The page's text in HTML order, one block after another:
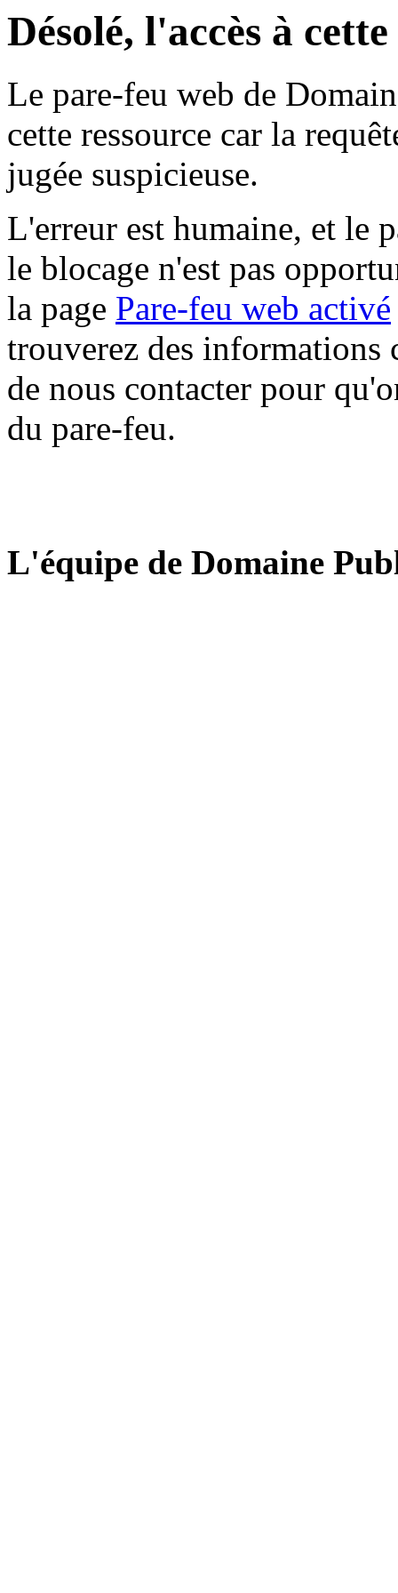
Désolé, l'accès à
Le pare-feu web de
cette ressource car la
jugée suspicieuse.
L'erreur est humaine, et le
le blocage n'est pas
la page Pare-feu web activé
trouverez des informations
de nous contacter pour
du pare-feu.
L'équipe de Domaine